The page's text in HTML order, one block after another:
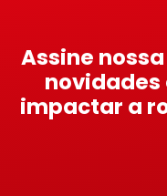
Assine
novidades
impactar a